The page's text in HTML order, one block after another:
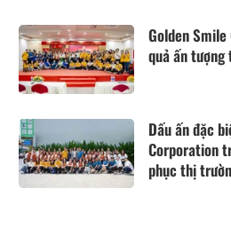
Golden
quả ấn
Dấu ấn đặc
Corporation
phục thị